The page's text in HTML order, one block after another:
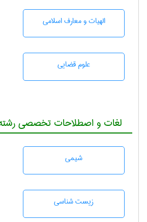
الهیات و معارف اسلامی
علوم قضایی
لغات و اصطلاحات تخصصی رشته
شيمی
زيست شناسی